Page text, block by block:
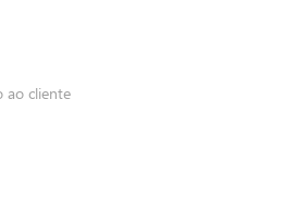
ao cliente